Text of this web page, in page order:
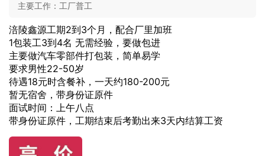
主要工作： 工厂普工
涪陵鑫源工期2到3个月，配合厂里加班
1包装工3到4名 无需经验，要做包进
主要做汽车零部件打包装，简单易学
要求男性22-50岁
待遇18元时含餐补，一天约180-200元
暂无宿舍，带身份证原件
面试时间：上午八点
带身份证原件，工期结束后考勤出来3天内结算工资